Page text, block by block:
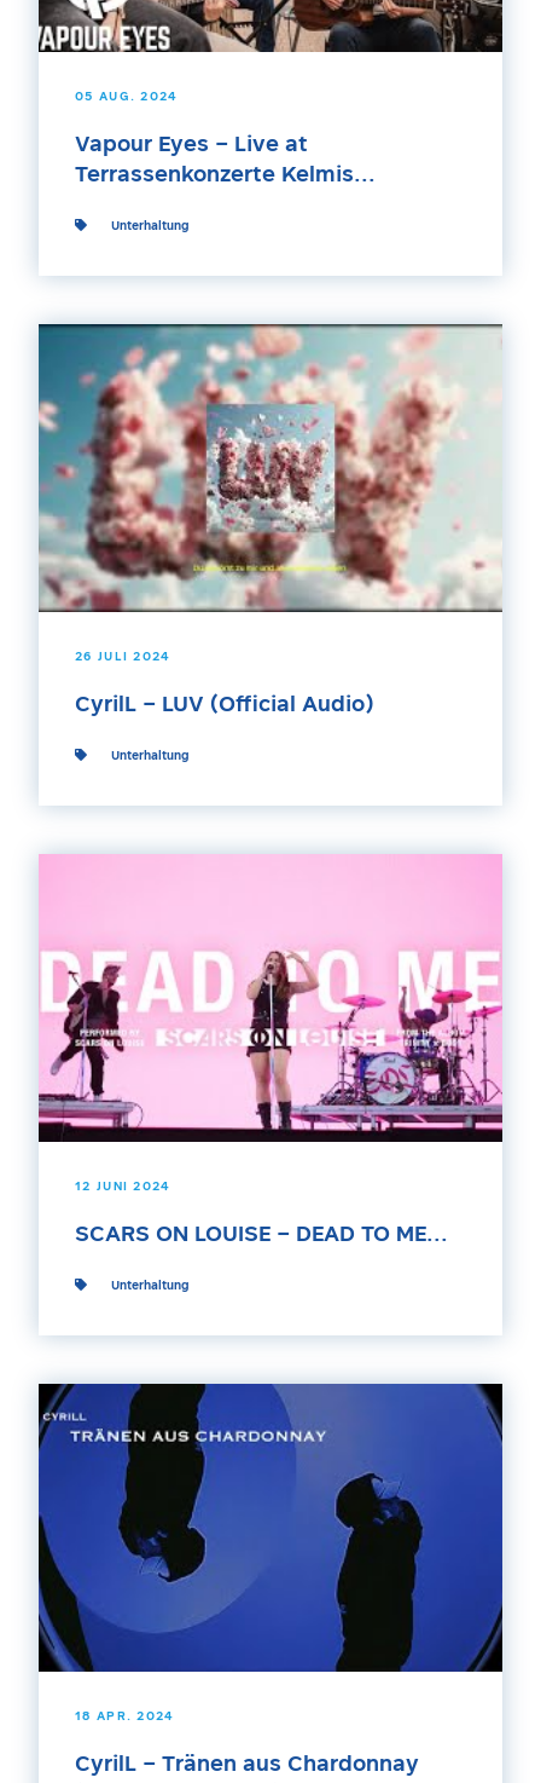
05 AUG. 2024
Vapour Eyes – Live at
Terrassenkonzerte Kelmis...
Unterhaltung
26 JULI 2024
CyrilL – LUV (Official Audio)
Unterhaltung
12 JUNI 2024
SCARS ON LOUISE – DEAD TO ME...
Unterhaltung
18 APR. 2024
CyrilL – Tränen aus Chardonnay